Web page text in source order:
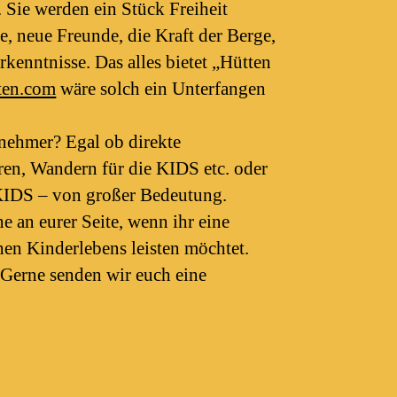
werden ein Stück Freiheit
neue Freunde, die Kraft der Berge,
Das alles bietet „Hütten
wäre solch ein Unterfangen
Egal ob direkte
Wandern für die KIDS etc. oder
– von großer Bedeutung.
an eurer Seite, wenn ihr eine
Kinderlebens leisten möchtet.
senden wir euch eine